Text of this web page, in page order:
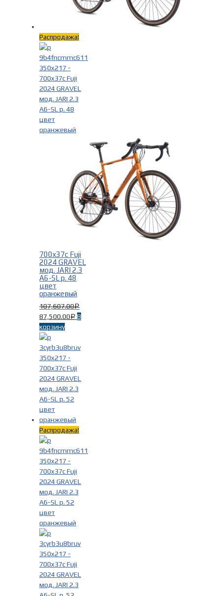
Распродажа!
700x37c Fuji
2024 GRAVEL
мод. JARI 2.3
A6-SL р. 48
цвет
оранжевый
107,607.00Р
87,500.00 Р В
корзину
Распродажа!